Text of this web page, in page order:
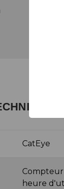
CatEye
Compteur
heure